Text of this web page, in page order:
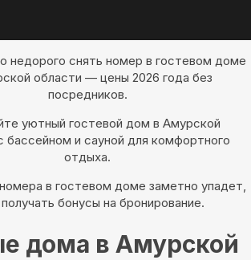
недорого снять номер в гостевом доме
области — цены 2026 года без
посредников.
уютный гостевой дом в Амурской
бассейном и сауной для комфортного
отдыха.
в гостевом доме заметно упадет,
бонусы на бронирование.
дома в Амурской